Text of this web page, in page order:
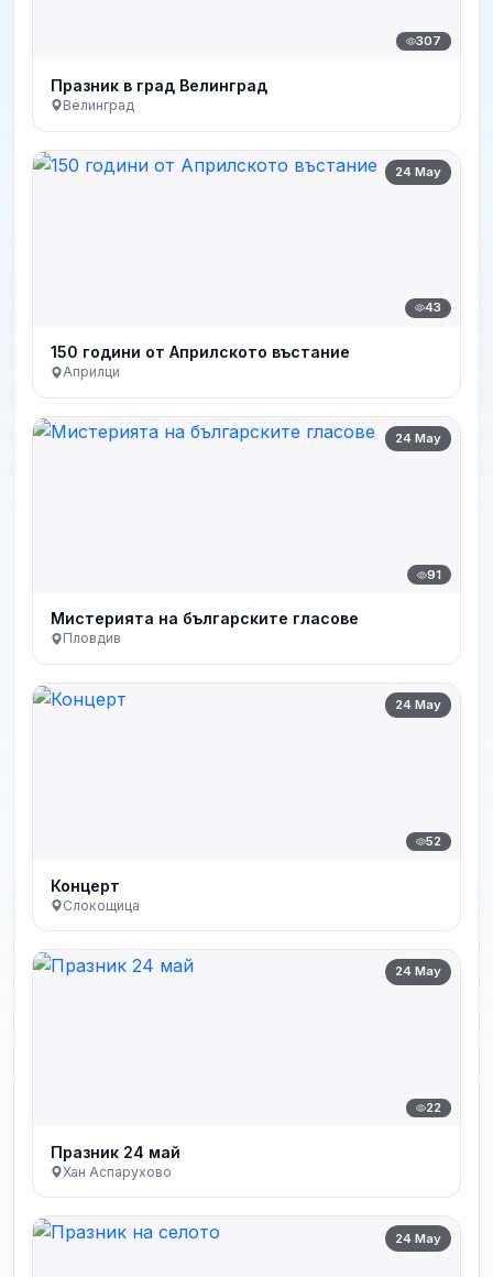
307
Празник в град Велинград
Велинград
24 May
43
150 години от Априлското въстание
Априлци
24 May
91
Мистерията на българските гласове
Пловдив
24 May
52
Концерт
Слокощица
24 May
22
Празник 24 май
Хан Аспарухово
24 May